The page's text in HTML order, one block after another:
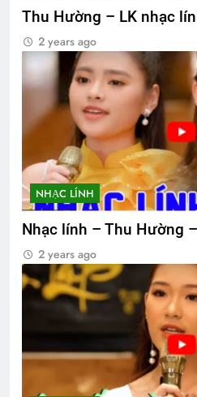
Thu Hường – LK nhạc
2 years ago
NHẠC LÍNH
Nhạc lính – Thu Hường
2 years ago